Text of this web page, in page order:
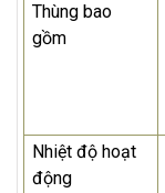
Thùng bao
gồm
Nhiệt độ hoạt
động